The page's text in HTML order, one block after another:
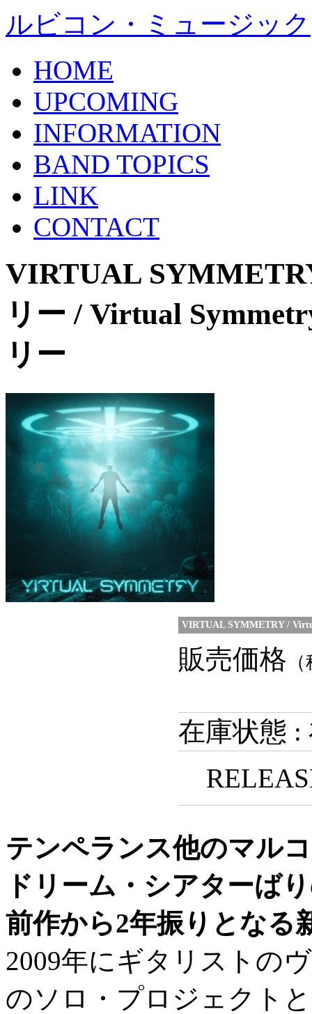
ルビコン・ミュージック
HOME
UPCOMING
INFORMATION
BAND TOPICS
LINK
CONTACT
VIRTUAL
リー / Virtual
リー
VIRTUAL SYMMETRY /
販売価格
在庫状態 :
テンペランス他のマル
ドリーム・シアターば
前作から2年振りとなる
2009年にギタリストの
のソロ・プロジェクト